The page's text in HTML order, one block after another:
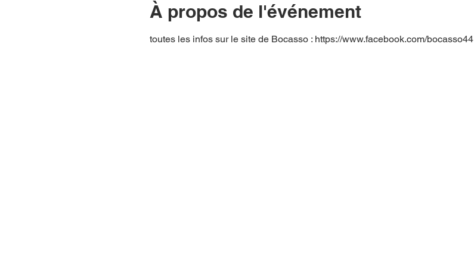
À propos de l'événement
toutes les infos sur le site de Bocasso : https://www.facebook.com/bocasso44